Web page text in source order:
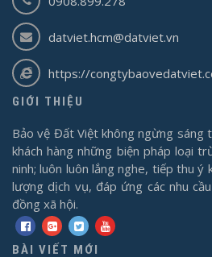
datviet.hcm@datviet.vn
https://
GIỚI THIỆU
Bảo vệ Đất Việt không ngừng sáng
khách hàng những biện pháp loại
ninh; luôn luôn lắng nghe, tiếp thu ý
lượng dịch vụ, đáp ứng các nhu
đồng xã hội.
BÀI VIẾT MỚI